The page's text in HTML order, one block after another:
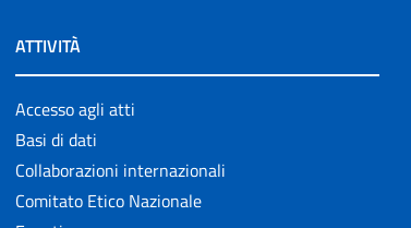
ATTIVITÀ
Accesso agli atti
Basi di dati
Collaborazioni internazionali
Comitato Etico Nazionale